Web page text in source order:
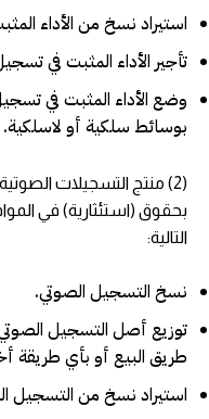
استيراد نسخ من الأداء
تأجير الأداء المثبت في
وضع الأداء المثبت في
بوسائط سلكية أو لاسلكية.
(2) منتج التسجيلات
بحقوق (استئثارية) في
التالية:
نسخ التسجيل الصوتي.
توزيع أصل التسجيل
طريق البيع أو بأي طريقة
استيراد نسخ من التسجيل